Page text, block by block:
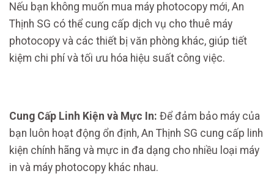
Nếu bạn không muốn mua máy photocopy mới, An
Thịnh SG có thể cung cấp dịch vụ cho thuê máy
photocopy và các thiết bị văn phòng khác, giúp tiết
kiệm chi phí và tối ưu hóa hiệu suất công việc.
Cung Cấp Linh Kiện và Mực In: Để đảm bảo máy của
bạn luôn hoạt động ổn định, An Thịnh SG cung cấp linh
kiện chính hãng và mực in đa dạng cho nhiều loại máy
in và máy photocopy khác nhau.